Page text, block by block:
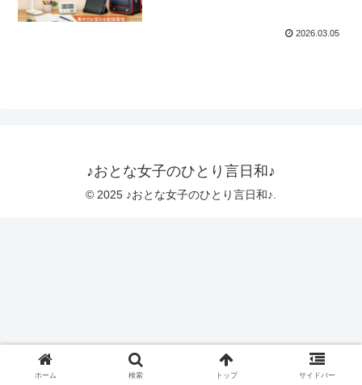
2026.03.05
♪おとな女子のひとり言日和♪
© 2025 ♪おとな女子のひとり言日和♪.
ホーム 検索 トップ サイドバー